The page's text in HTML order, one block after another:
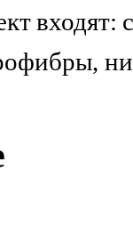
входят: